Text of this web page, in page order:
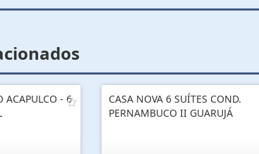
ACAPULCO - 6
CASA NOVA 6 SUÍTES COND.
PERNAMBUCO II GUARUJÁ